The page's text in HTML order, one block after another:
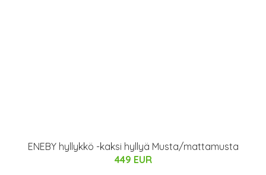
ENEBY hyllykkö -kaksi hyllyä Musta/mattamusta
449 EUR